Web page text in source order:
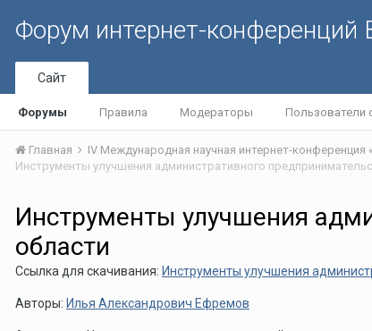
Форум интернет-
Сайт
Форумы Правила Модераторы Пользователи
Главная
Инструменты улучшения
области
Ссылка для скачивания: Инструменты улучшения
Авторы: Илья Александрович Ефремов